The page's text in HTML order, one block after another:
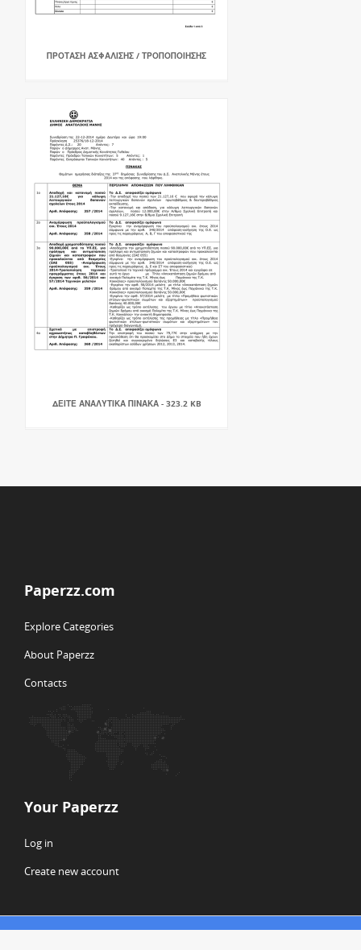
ΠΡΟΤΑΣΗ ΑΣΦΑΛΙΣΗΣ / ΤΡΟΠΟΠΟΙΗΣΗΣ
ΔΕΙΤΕ ΑΝΑΛΥΤΙΚΑ ΠΙΝΑΚΑ - 323.2 KB
Paperzz.com
Explore Categories
About Paperzz
Contacts
Your Paperzz
Log in
Create new account